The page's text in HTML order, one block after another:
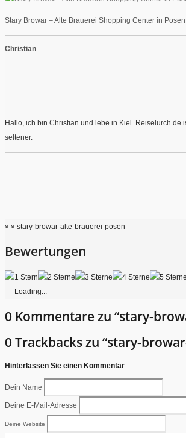
Stary Browar – Alte Brauerei Shopping Center in Posen
Christian
Hallo, ich bin Christian und lebe in Kiel.
seltener.
» » stary-browar-alte-brauerei-posen
Bewertungen
Loading...
0 Kommentare zu “stary-
0 Trackbacks zu “stary-
Hinterlassen Sie einen Kommentar
Dein Name
Deine E-Mail-Adresse
Deine Website